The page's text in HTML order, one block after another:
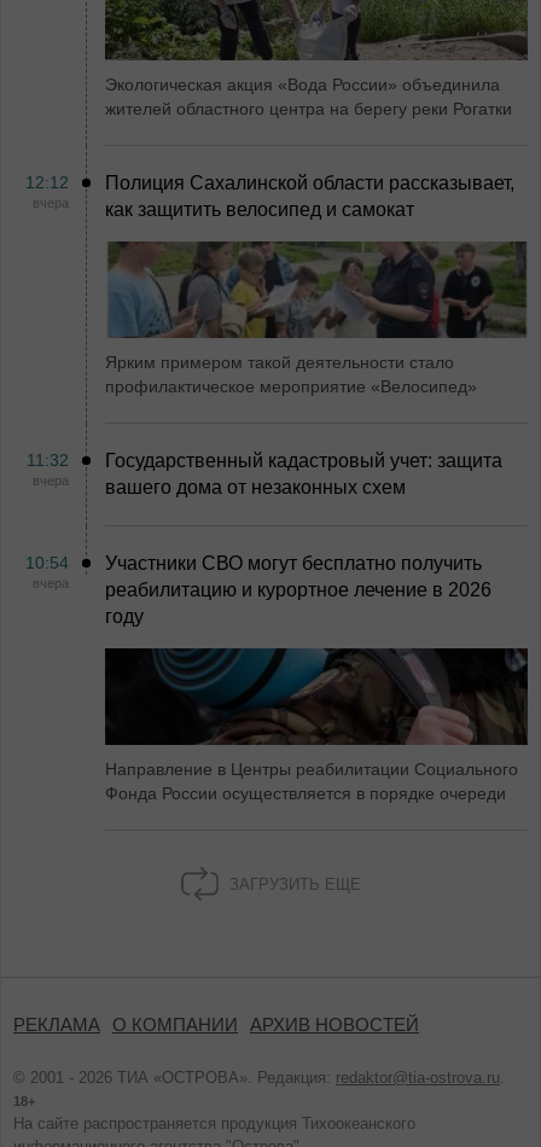
Экологическая акция «Вода России» объединила
жителей областного центра на берегу реки Рогатки
12:12
вчера
Полиция Сахалинской области рассказывает,
как защитить велосипед и самокат
Ярким примером такой деятельности стало
профилактическое мероприятие «Велосипед»
11:32
вчера
Государственный кадастровый учет: защита
вашего дома от незаконных схем
10:54
вчера
Участники СВО могут бесплатно получить
реабилитацию и курортное лечение в 2026
году
Направление в Центры реабилитации Социального
Фонда России осуществляется в порядке очереди
ЗАГРУЗИТЬ ЕЩЕ
РЕКЛАМА О КОМПАНИИ АРХИВ НОВОСТЕЙ
© 2001 - 2026 ТИА «ОСТРОВА». Редакция: redaktor@tia-ostrova.ru.
18+
На сайте распространяется продукция Тихоокеанского